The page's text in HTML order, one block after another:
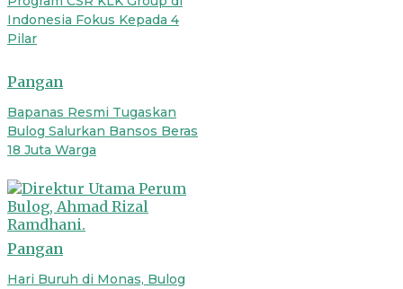
Indonesia Fokus Kepada 4
Pilar
Pangan
Bapanas Resmi Tugaskan
Bulog Salurkan Bansos Beras
18 Juta Warga
Pangan
Hari Buruh di Monas, Bulog